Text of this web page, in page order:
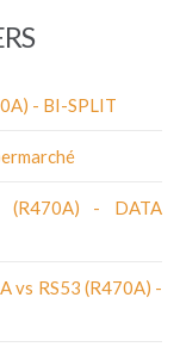
- BI-SPLIT
(R470A) - DATA
vs RS53 (R470A) -